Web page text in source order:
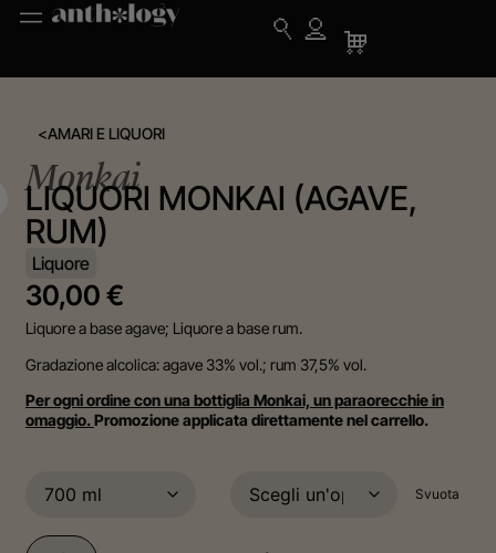
<AMARI E LIQUORI
Monkai
LIQUORI MONKAI (AGAVE,
RUM)
Liquore
30,00 €
Liquore a base agave; Liquore a base rum.
Gradazione alcolica: agave 33% vol.; rum 37,5% vol.
Per ogni ordine con una bottiglia Monkai, un paraorecchie in
omaggio. Promozione applicata direttamente nel carrello.
Svuota